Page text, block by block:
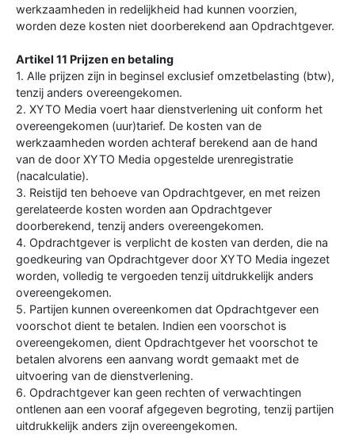
werkzaamheden in redelijkheid had kunnen voorzien,
worden deze kosten niet doorberekend aan Opdrachtgever.
Artikel 11 Prijzen en betaling
1. Alle prijzen zijn in beginsel exclusief omzetbelasting (btw),
tenzij anders overeengekomen.
2. XYTO Media voert haar dienstverlening uit conform het
overeengekomen (uur)tarief. De kosten van de
werkzaamheden worden achteraf berekend aan de hand
van de door XYTO Media opgestelde urenregistratie
(nacalculatie).
3. Reistijd ten behoeve van Opdrachtgever, en met reizen
gerelateerde kosten worden aan Opdrachtgever
doorberekend, tenzij anders overeengekomen.
4. Opdrachtgever is verplicht de kosten van derden, die na
goedkeuring van Opdrachtgever door XYTO Media ingezet
worden, volledig te vergoeden tenzij uitdrukkelijk anders
overeengekomen.
5. Partijen kunnen overeenkomen dat Opdrachtgever een
voorschot dient te betalen. Indien een voorschot is
overeengekomen, dient Opdrachtgever het voorschot te
betalen alvorens een aanvang wordt gemaakt met de
uitvoering van de dienstverlening.
6. Opdrachtgever kan geen rechten of verwachtingen
ontlenen aan een vooraf afgegeven begroting, tenzij partijen
uitdrukkelijk anders zijn overeengekomen.